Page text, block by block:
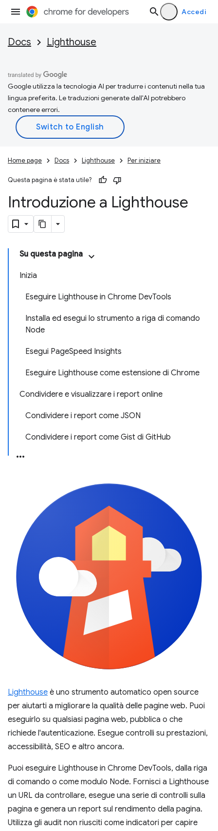
Accedi
Docs Lighthouse
Google utilizza la tecnologia AI per tradurre i contenuti nella tua
lingua preferita. Le traduzioni generate dall'AI potrebbero
contenere errori.
Home page Docs Lighthouse Per iniziare
Questa pagina è stata utile?
Introduzione a Lighthouse
Su questa pagina
Inizia
Eseguire Lighthouse in Chrome DevTools
Installa ed esegui lo strumento a riga di comando
Node
Esegui PageSpeed Insights
Eseguire Lighthouse come estensione di Chrome
Condividere e visualizzare i report online
Condividere i report come JSON
Condividere i report come Gist di GitHub
Lighthouse è uno strumento automatico open source
per aiutarti a migliorare la qualità delle pagine web. Puoi
eseguirlo su qualsiasi pagina web, pubblica o che
richiede l'autenticazione. Esegue controlli su prestazioni,
accessibilità, SEO e altro ancora.
Puoi eseguire Lighthouse in Chrome DevTools, dalla riga
di comando o come modulo Node. Fornisci a Lighthouse
un URL da controllare, esegue una serie di controlli sulla
pagina e genera un report sul rendimento della pagina.
Utilizza gli audit non riusciti come indicatori per capire